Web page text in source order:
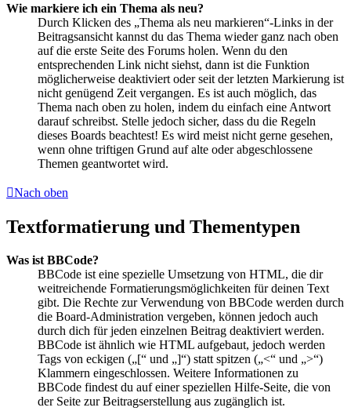
Wie markiere ich ein Thema als neu?
Durch Klicken des „Thema als neu markieren“-Links in der
Beitragsansicht kannst du das Thema wieder ganz nach oben
auf die erste Seite des Forums holen. Wenn du den
entsprechenden Link nicht siehst, dann ist die Funktion
möglicherweise deaktiviert oder seit der letzten Markierung ist
nicht genügend Zeit vergangen. Es ist auch möglich, das
Thema nach oben zu holen, indem du einfach eine Antwort
darauf schreibst. Stelle jedoch sicher, dass du die Regeln
dieses Boards beachtest! Es wird meist nicht gerne gesehen,
wenn ohne triftigen Grund auf alte oder abgeschlossene
Themen geantwortet wird.
Nach oben
Textformatierung und Thementypen
Was ist BBCode?
BBCode ist eine spezielle Umsetzung von HTML, die dir
weitreichende Formatierungsmöglichkeiten für deinen Text
gibt. Die Rechte zur Verwendung von BBCode werden durch
die Board-Administration vergeben, können jedoch auch
durch dich für jeden einzelnen Beitrag deaktiviert werden.
BBCode ist ähnlich wie HTML aufgebaut, jedoch werden
Tags von eckigen („[“ und „]“) statt spitzen („<“ und „>“)
Klammern eingeschlossen. Weitere Informationen zu
BBCode findest du auf einer speziellen Hilfe-Seite, die von
der Seite zur Beitragserstellung aus zugänglich ist.